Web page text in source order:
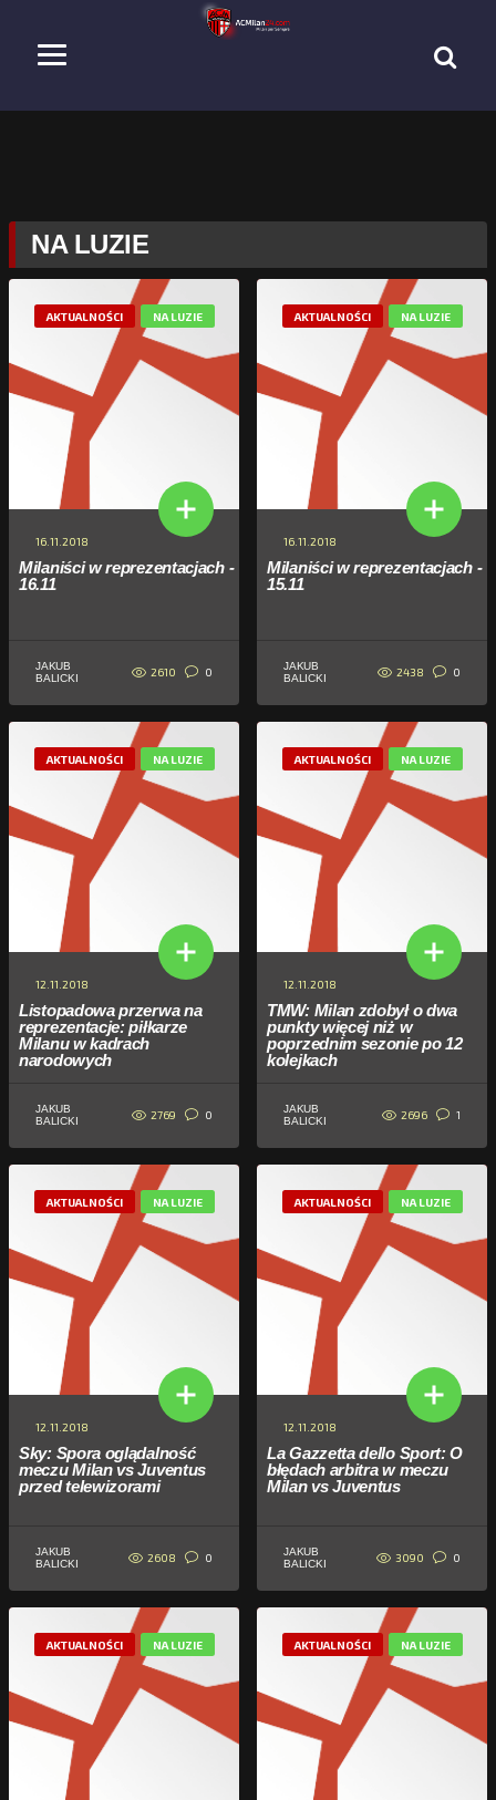
NA LUZIE
AKTUALNOŚCI NA LUZIE
16.11.2018
Milaniści w reprezentacjach -
16.11
JAKUB
BALICKI
2610 0
AKTUALNOŚCI NA LUZIE
16.11.2018
Milaniści w reprezentacjach -
15.11
JAKUB
BALICKI
2438 0
AKTUALNOŚCI NA LUZIE
12.11.2018
Listopadowa przerwa na
reprezentacje: piłkarze
Milanu w kadrach
narodowych
JAKUB
BALICKI
2769 0
AKTUALNOŚCI NA LUZIE
12.11.2018
TMW: Milan zdobył o dwa
punkty więcej niż w
poprzednim sezonie po 12
kolejkach
JAKUB
BALICKI
2696 1
AKTUALNOŚCI NA LUZIE
12.11.2018
Sky: Spora oglądalność
meczu Milan vs Juventus
przed telewizorami
JAKUB
BALICKI
2608 0
AKTUALNOŚCI NA LUZIE
12.11.2018
La Gazzetta dello Sport: O
błędach arbitra w meczu
Milan vs Juventus
JAKUB
BALICKI
3090 0
AKTUALNOŚCI NA LUZIE AKTUALNOŚCI NA LUZIE